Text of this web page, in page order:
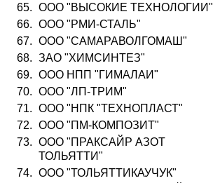
65. ООО "ВЫСОКИЕ ТЕХНОЛОГИИ"
66. ООО "РМИ-СТАЛЬ"
67. ООО "САМАРАВОЛГОМАШ"
68. ЗАО "ХИМСИНТЕЗ"
69. ООО НПП "ГИМАЛАИ"
70. ООО "ЛП-ТРИМ"
71. ООО "НПК "ТЕХНОПЛАСТ"
72. ООО "ПМ-КОМПОЗИТ"
73. ООО "ПРАКСАЙР АЗОТ
ТОЛЬЯТТИ"
74. ООО "ТОЛЬЯТТИКАУЧУК"